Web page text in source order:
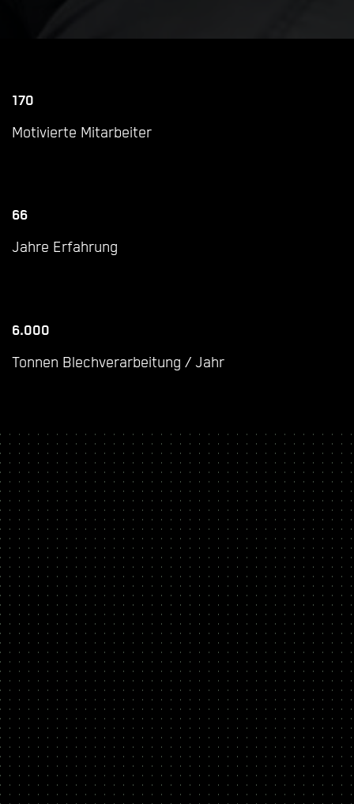
170
Motivierte Mitarbeiter
66
Jahre Erfahrung
6.000
Tonnen Blechverarbeitung / Jahr